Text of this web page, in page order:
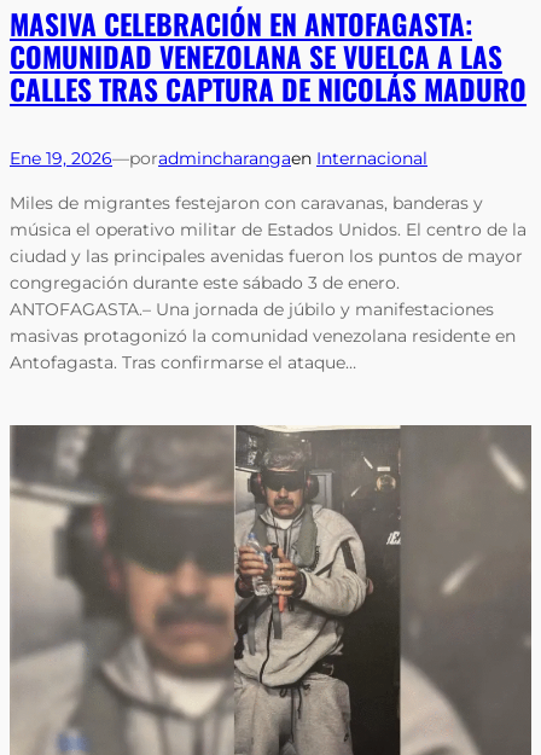
MASIVA CELEBRACIÓN EN ANTOFAGASTA:
COMUNIDAD VENEZOLANA SE VUELCA A LAS
CALLES TRAS CAPTURA DE NICOLÁS MADURO
Ene 19, 2026—poradmincharangaen Internacional
Miles de migrantes festejaron con caravanas, banderas y
música el operativo militar de Estados Unidos. El centro de la
ciudad y las principales avenidas fueron los puntos de mayor
congregación durante este sábado 3 de enero.
ANTOFAGASTA.– Una jornada de júbilo y manifestaciones
masivas protagonizó la comunidad venezolana residente en
Antofagasta. Tras confirmarse el ataque…